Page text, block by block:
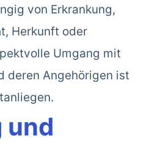
von Erkrankung,
Herkunft oder
Umgang mit
deren Angehörigen ist
und